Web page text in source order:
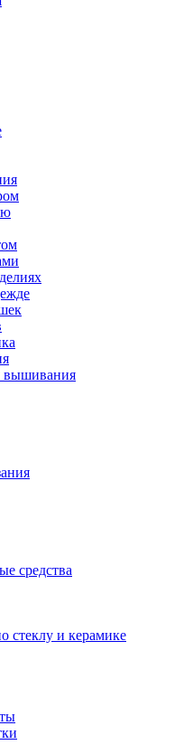
вышивания
средства
стеклу и керамике